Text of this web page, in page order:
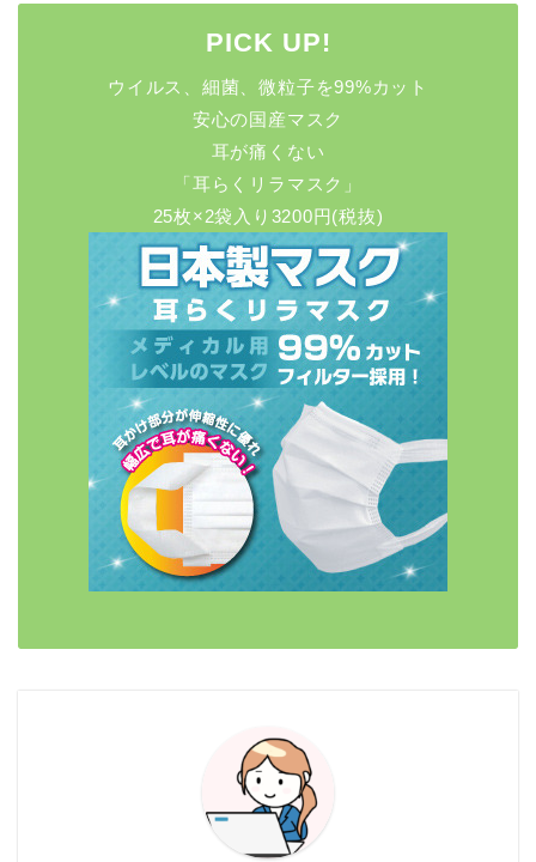
PICK UP!
ウイルス、細菌、微粒子を99%カット
安心の国産マスク
耳が痛くない
「耳らくリラマスク」
25枚×2袋入り3200円(税抜)